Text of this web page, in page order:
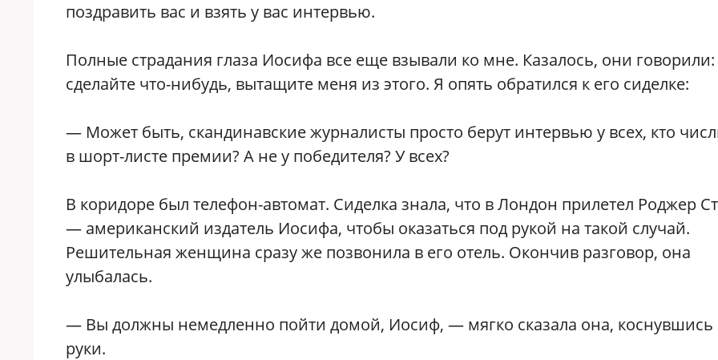
поздравить вас и взять у вас интервью.
Полные страдания глаза Иосифа все еще взывали ко мне. Казалось, они говорили:
сделайте что-нибудь, вытащите меня из этого. Я опять обратился к его сиделке:
— Может быть, скандинавские журналисты просто берут интервью у всех, кто
в шорт-листе премии? А не у победителя? У всех?
В коридоре был телефон-автомат. Сиделка знала, что в Лондон прилетел Роджер
— американский издатель Иосифа, чтобы оказаться под рукой на такой случай.
Решительная женщина сразу же позвонила в его отель. Окончив разговор, она
улыбалась.
— Вы должны немедленно пойти домой, Иосиф, — мягко сказала она, коснувшись
руки.